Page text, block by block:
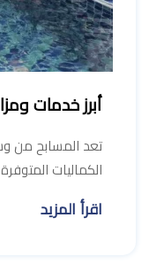
أبرز خدمات
تعد المسابح من
الكماليات
اقرأ المزيد